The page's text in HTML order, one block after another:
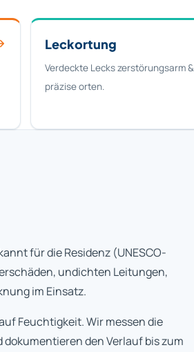
Leckortung
Verdeckte Lecks zerstörungsarm &
präzise orten.
für die Residenz (UNESCO-
undichten Leitungen,
im Einsatz.
Feuchtigkeit. Wir messen die
den Verlauf bis zum